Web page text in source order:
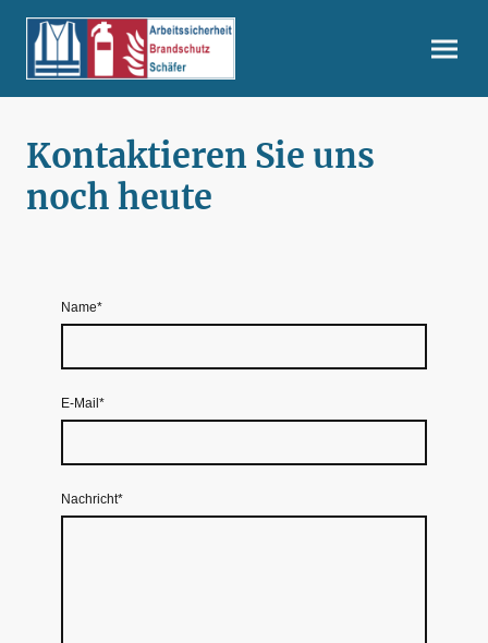
Kontaktieren Sie uns
noch heute
Name*
E-Mail *
Nachricht*